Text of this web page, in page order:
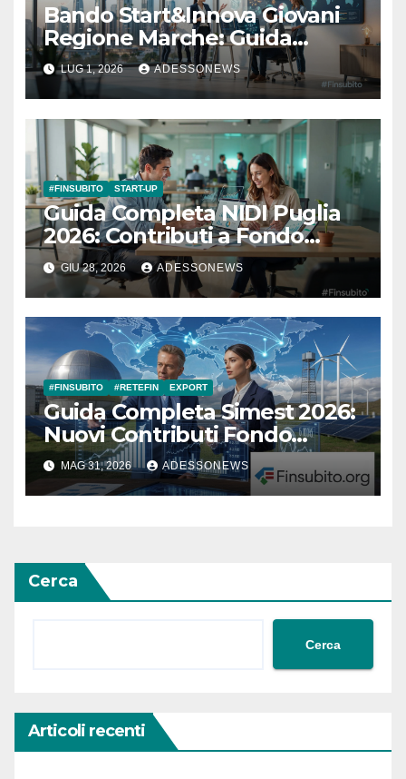
Bando Start&Innova Giovani
Regione Marche: Guida
Completa per Lanciare la tua
Start-up con #Finsubito –
#Adessonews – #Finsubito –
Adessonews
LUG 1, 2026 ADESSONEWS
#FINSUBITO START-UP
Guida Completa NIDI Puglia
2026: Contributi a Fondo
Perduto fino a 150.000€ per la
tua Impresa – #Adessonews –
#Finsubito – Adessonews
GIU 28, 2026 ADESSONEWS
#FINSUBITO #RETEFIN EXPORT
Guida Completa Simest 2026:
Nuovi Contributi Fondo
Perduto per Imprese
Energivore, USA e Balcani con
Finsubito.org – #Adessonews
MAG 31, 2026 ADESSONEWS
Cerca
Cerca
Articoli recenti